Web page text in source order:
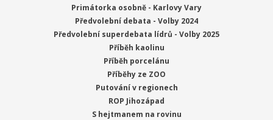
Primátorka osobně - Karlovy Vary
Předvolební debata - Volby 2024
Předvolební superdebata lídrů - Volby 2025
Příběh kaolinu
Příběh porcelánu
Příběhy ze ZOO
Putování v regionech
ROP Jihozápad
S hejtmanem na rovinu